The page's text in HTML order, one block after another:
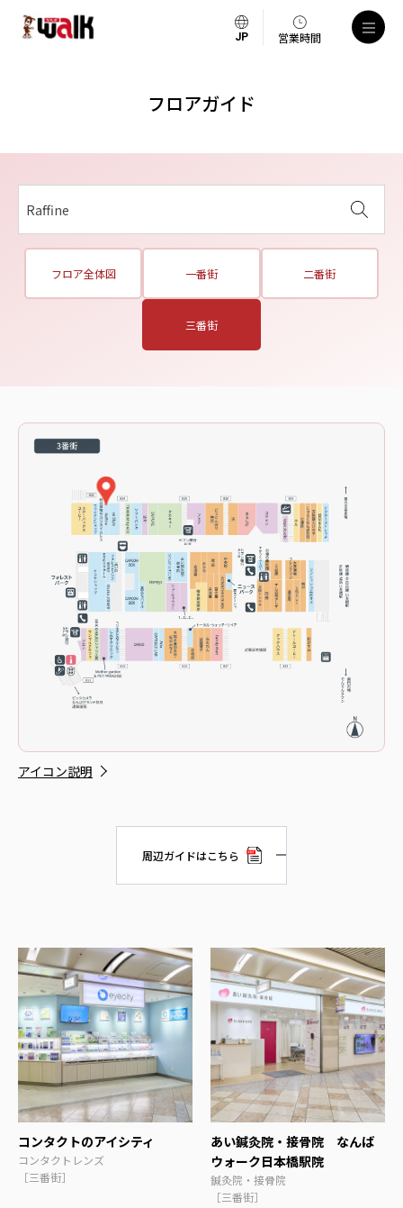
営業時間
フロアガイド
Raffine
フロア全体図 一番街 二番街
三番街
アイコン説明
周辺ガイドはこちら
コンタクトのアイシティ
コンタクトレンズ
［三番街］
あい鍼灸院・接骨院 なんば
ウォーク日本橋駅院
鍼灸院・接骨院
［三番街］